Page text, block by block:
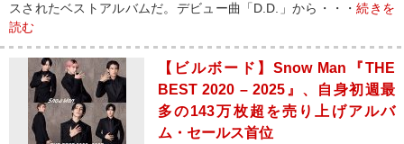
スされたベストアルバムだ。デビュー曲「D.D.」から・・・続きを
読む
【ビルボード】Snow Man『THE
BEST 2020 – 2025』、自身初週最
多の143万枚超を売り上げアルバ
ム・セールス首位